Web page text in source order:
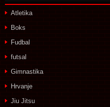
Atletika
Boks
Fudbal
futsal
Gimnastika
Hrvanje
Jiu Jitsu